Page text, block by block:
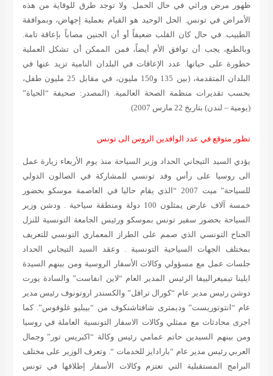
ظهور مرض وراثي في حال الحمل. ولا توجد طرق للوقاية من هذه
الأمراض في تونس. الحل الوحيد هو القيام بعملية إجهاض، وبموافقة
الطبيب. في حال كان القلب ضعيفاً أو أن الجنين مصاباً بإعاقة تامة.
وبالطبع، يجب أن توافق الأم أيضاً، فمن الممكن أن تشكل العملية
خطورة على حياتها. عدد الإعاقات في البلدان النامية تزيد عنها في
البلدان المتقدمة، (بين 135 و150 مليون، في مقابل 25 مليون طفل،
بحسب تقديرات منظمة الصحة العالمية.(المصدر: صحيفة “الحياة”
(يومية – لندن) بتاريخ 22 مارس 2007)
تطور متوقع في عدد الوافدين الروس الى تونس
يؤدي السيد التيجاني الحداد وزير السياحة منذ يوم الأربعاء زيارة عمل
الى روسيا على رأس وفد تونسي للمشاركة في الصالون الدولي
للسياحة” ميت 2007 “الذي يقام حاليا في العاصمة موسكو بحضور
خمسة آلاف عارض يمثلون 100 دولة ومنطقة سياحية . ودشن وزير
السياحة بحضور سفير تونس بموسكو ورئيس الجامعة التونسية للنزل
الجناح التونسي الذي صمم على الطراز المعماري التونسي للتعريف
بمختلف الجهات السياحية التونسية . وعقد السيد التيجاني الحداد
جلسات عمل مع مسؤولي وكالات الأسفار الروسية ومن بينهم السيدة
ايلينا تيميغرالييفا الرئيس المدير العام “لاين انفاست” والسادة يورت
دوشن رئيس مدير عام “كورال ترافل” والكسندر اروتونوف رئيس مدير
عام “انتوتوريست” وديمترى شافتاشنكوف من “بيبليو غلوفوس”. كما
اجرى محادثات مع ممثلي وكالات الاسفار التونسية العاملة في روسيا
ومن بينهم السيدين حاتم عمامي رئيس وكالة “اكبريس تور” وجمال
العربي رئيس مدير عام “بارادايز للخدمات “. وتعرف الوزير على مختلف
البرامج المستقبلية التي تعتزم وكالات الأسفار إطلاقها في تونس